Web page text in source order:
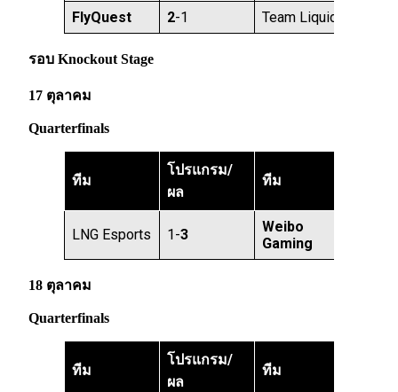
FlyQuest
2-1 Team Liquid
รอบ Knockout Stage
17 ตุลาคม
Quarterfinals
ทีม
โปรแกรม/
ผล
ทีม
LNG Esports 1-3
Weibo
Gaming
18 ตุลาคม
Quarterfinals
ทีม
โปรแกรม/
ผล
ทีม